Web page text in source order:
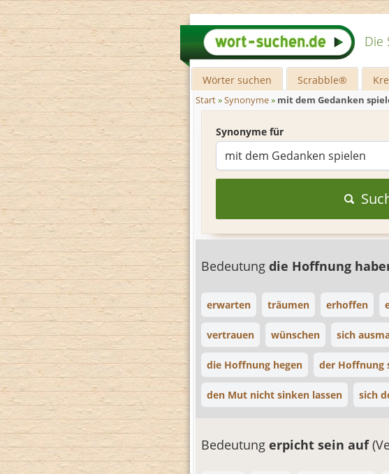
Die
Wörter suchen Scrabble®
Start»Synonyme» mit dem Gedanken
Synonyme für
Bedeutung die Hoffnung
erwarten träumen erhoffen
vertrauen wünschen sich
die Hoffnung hegen der Hoffnung
den Mut nicht sinken lassen sich
Bedeutung erpicht sein auf